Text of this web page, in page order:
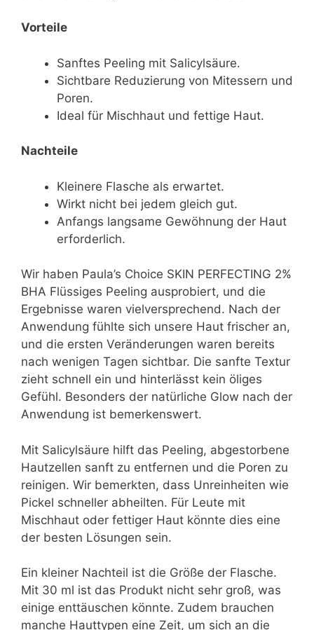
Vorteile
Sanftes Peeling mit Salicylsäure.
Sichtbare Reduzierung von Mitessern und
Poren.
Ideal für Mischhaut und fettige Haut.
Nachteile
Kleinere Flasche als erwartet.
Wirkt nicht bei jedem gleich gut.
Anfangs langsame Gewöhnung der Haut
erforderlich.
Wir haben Paula’s Choice SKIN PERFECTING 2%
BHA Flüssiges Peeling ausprobiert, und die
Ergebnisse waren vielversprechend. Nach der
Anwendung fühlte sich unsere Haut frischer an,
und die ersten Veränderungen waren bereits
nach wenigen Tagen sichtbar. Die sanfte Textur
zieht schnell ein und hinterlässt kein öliges
Gefühl. Besonders der natürliche Glow nach der
Anwendung ist bemerkenswert.
Mit Salicylsäure hilft das Peeling, abgestorbene
Hautzellen sanft zu entfernen und die Poren zu
reinigen. Wir bemerkten, dass Unreinheiten wie
Pickel schneller abheilten. Für Leute mit
Mischhaut oder fettiger Haut könnte dies eine
der besten Lösungen sein.
Ein kleiner Nachteil ist die Größe der Flasche.
Mit 30 ml ist das Produkt nicht sehr groß, was
einige enttäuschen könnte. Zudem brauchen
manche Hauttypen eine Zeit, um sich an die